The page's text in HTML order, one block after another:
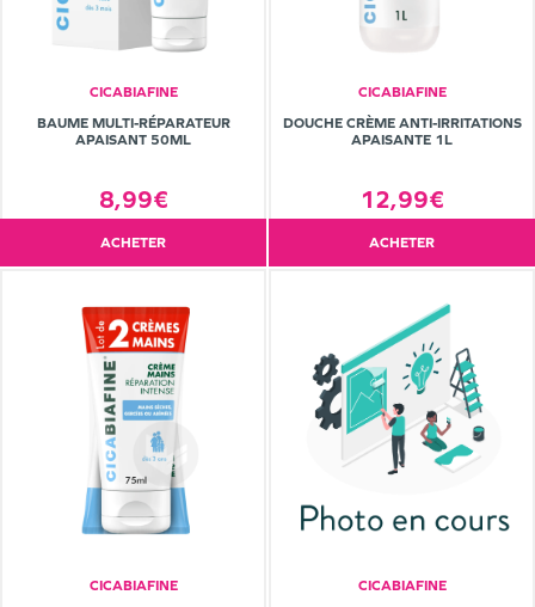
CICABIAFINE
BAUME MULTI-RÉPARATEUR
APAISANT 50ML
8,99€
ACHETER
CICABIAFINE
DOUCHE CRÈME ANTI-IRRITATIONS
APAISANTE 1L
12,99€
ACHETER
CICABIAFINE
CICABIAFINE